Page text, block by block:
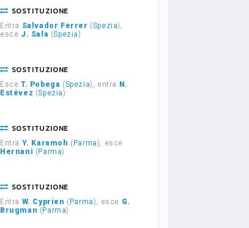
SOSTITUZIONE
Entra Salvador Ferrer (Spezia),
esce J. Sala (Spezia)
SOSTITUZIONE
Esce T. Pobega (Spezia), entra
N.
Estévez (Spezia)
SOSTITUZIONE
Entra Y. Karamoh ( Parma), esce
Hernani ( Parma)
SOSTITUZIONE
Entra W. Cyprien ( Parma), esce G.
Brugman ( Parma)